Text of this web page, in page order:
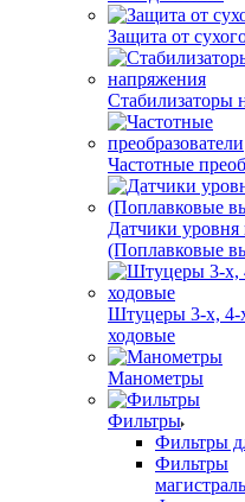
Защита от
Стабилизаторы
Частотные
Датчики
(Поплавковые
Штуцеры 3-х, 4-
ходовые
Манометры
Фильтры
Фильтры
Фильтры